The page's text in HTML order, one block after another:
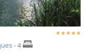
- 4